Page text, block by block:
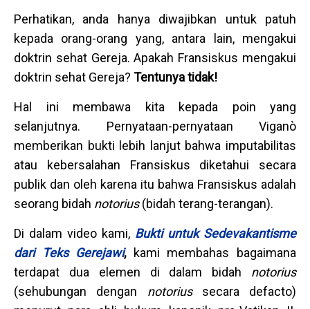
Perhatikan, anda hanya diwajibkan untuk patuh
kepada orang-orang yang, antara lain, mengakui
doktrin sehat Gereja. Apakah Fransiskus mengakui
doktrin sehat Gereja? Tentunya tidak!
Hal ini membawa kita kepada poin yang
selanjutnya. Pernyataan-pernyataan Viganò
memberikan bukti lebih lanjut bahwa imputabilitas
atau kebersalahan Fransiskus diketahui secara
publik dan oleh karena itu bahwa Fransiskus adalah
seorang bidah notorius(bidah terang-terangan).
Di dalam video kami, Bukti untuk Sedevakantisme
dari Teks Gerejawi, kami membahas bagaimana
terdapat dua elemen di dalam bidah notorius
(sehubungan dengan notoriussecara defacto)